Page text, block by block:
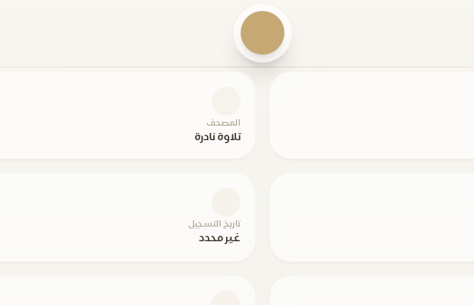
المصحف
تلاوة نادرة
تاريخ التسجيل
غير محدد